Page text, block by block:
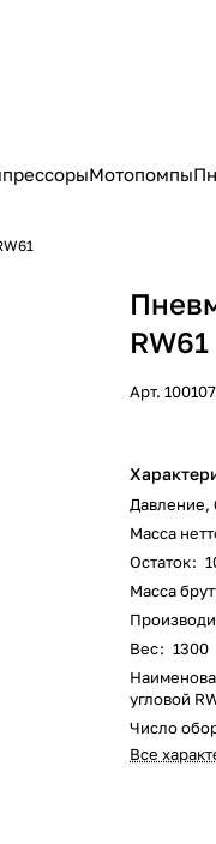
Мотопомпы
RW61
Арт.100107
Давление,
Масса
Остаток:
Масса
Вес: 1300
угловой
Число
Все